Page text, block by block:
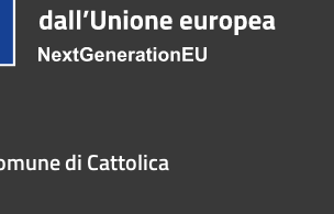
di Cattolica